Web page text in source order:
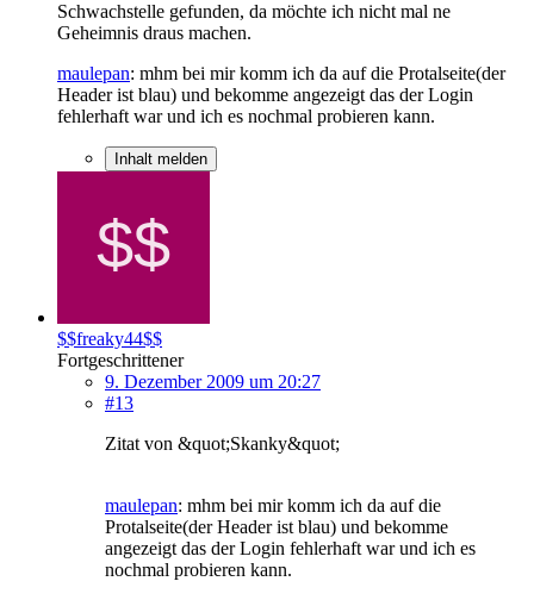
Schwachstelle gefunden, da möchte ich nicht mal ne
Geheimnis draus machen.
maulepan: mhm bei mir komm ich da auf die Protalseite(der
Header ist blau) und bekomme angezeigt das der Login
fehlerhaft war und ich es nochmal probieren kann.
Inhalt melden
$$freaky44$$
Fortgeschrittener
9. Dezember 2009 um 20:27
#13
Zitat von &quot;Skanky&quot;
maulepan: mhm bei mir komm ich da auf die
Protalseite(der Header ist blau) und bekomme
angezeigt das der Login fehlerhaft war und ich es
nochmal probieren kann.